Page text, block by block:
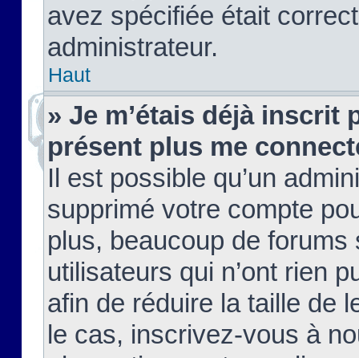
avez spécifiée était
administrateur.
Haut
» Je m’étais déjà inscrit
présent plus me
Il est possible qu’un
supprimé votre compte
plus, beaucoup de
utilisateurs qui n’ont rien
afin de réduire la taille de
le cas, inscrivez-vous à